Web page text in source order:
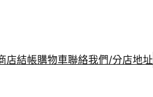
店結帳購物車聯絡我們/分店地址